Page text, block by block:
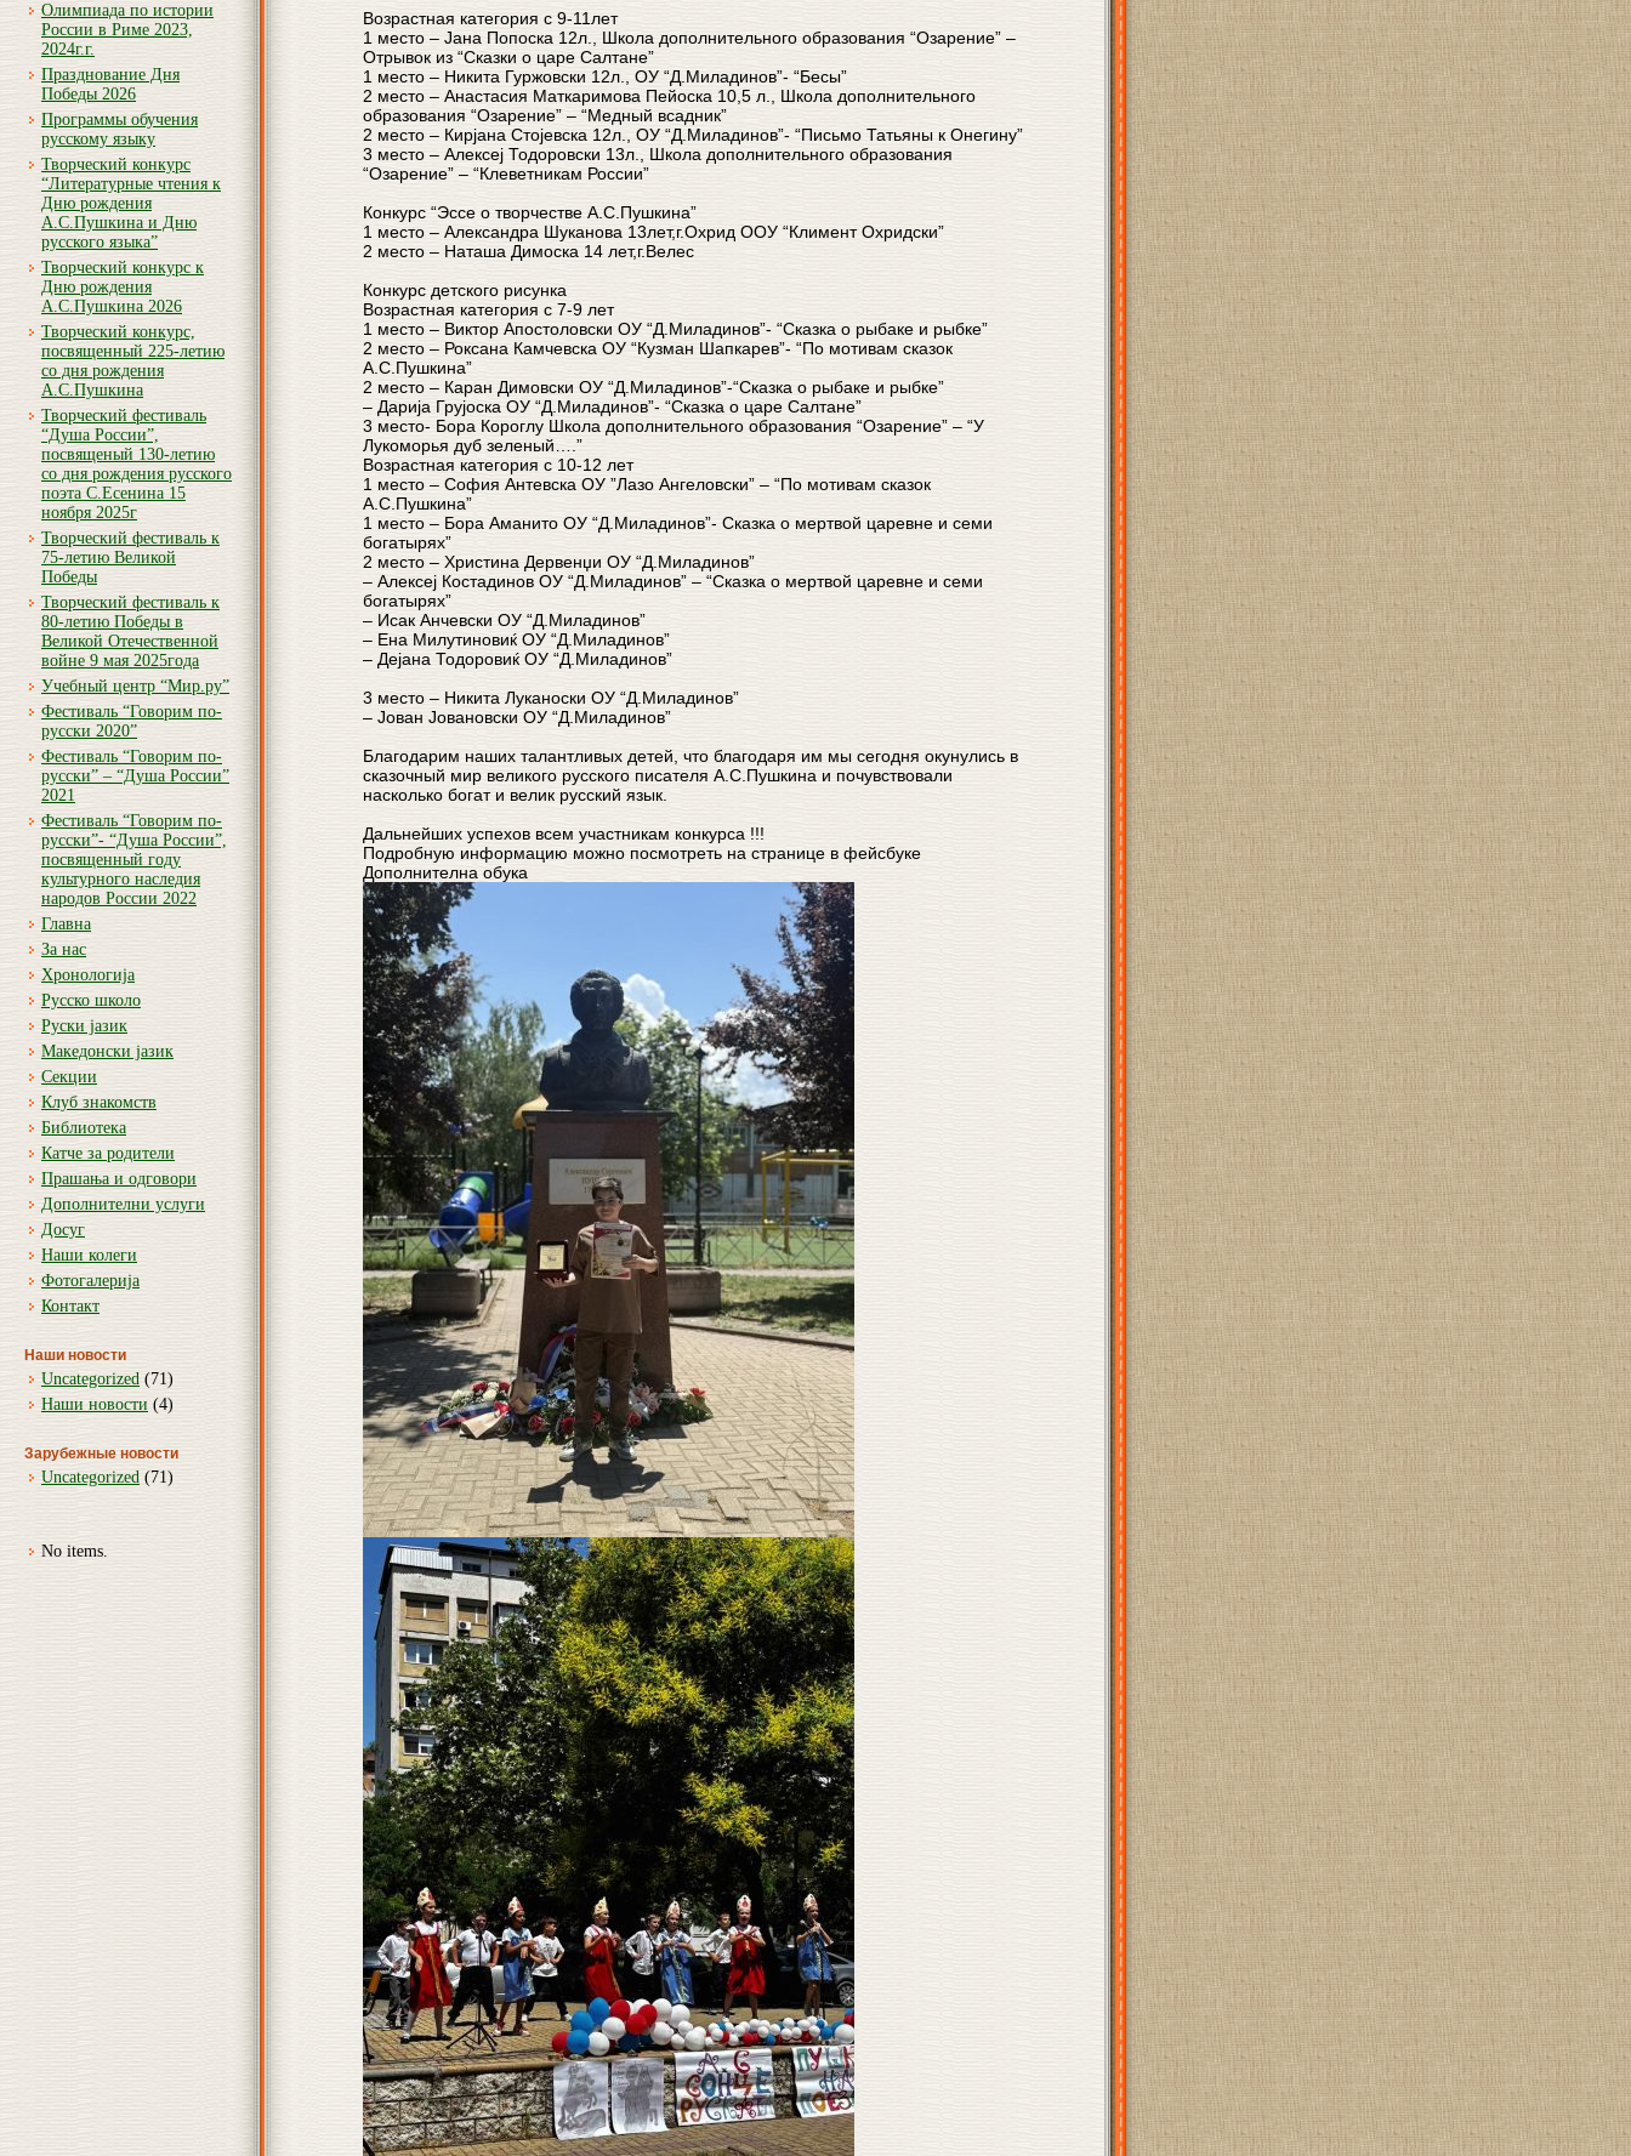
Олимпиада по истории
России в Риме 2023,
2024г.г.
Празднование Дня
Победы 2026
Программы обучения
русскому языку
Творческий конкурс
“Литературные чтения к
Дню рождения
А.С.Пушкина и Дню
русского языка”
Творческий конкурс к
Дню рождения
А.С.Пушкина 2026
Творческий конкурс,
посвященный 225-летию
со дня рождения
А.С.Пушкина
Творческий фестиваль
“Душа России”,
посвященый 130-летию
со дня рождения русского
поэта С.Есенина 15
ноября 2025г
Творческий фестиваль к
75-летию Великой
Победы
Творческий фестиваль к
80-летию Победы в
Великой Отечественной
войне 9 мая 2025года
Учебный центр “Мир.ру”
Фестиваль “Говорим по-
русски 2020”
Фестиваль “Говорим по-
русски” – “Душа России”
2021
Фестиваль “Говорим по-
русски”- “Душа России”,
посвященный году
культурного наследия
народов России 2022
Главна
За нас
Хронологија
Русско школо
Руски јазик
Македонски јазик
Секции
Клуб знакомств
Библиотека
Катче за родители
Прашања и одговори
Дополнителни услуги
Досуг
Наши колеги
Фотогалерија
Контакт
Наши новости
Uncategorized (71)
Наши новости (4)
Зарубежные новости
Uncategorized (71)
No items.
Возрастная категория с 9-11лет
1 место – Јана Попоска 12л., Школа дополнительного образования “Озарение” –
Отрывок из “Сказки о царе Салтане”
1 место – Никита Гуржовски 12л., ОУ “Д.Миладинов”- “Бесы”
2 место – Анастасия Маткаримова Пейоска 10,5 л., Школа дополнительного
образования “Озарение” – “Медный всадник”
2 место – Кирјана Стојевска 12л., ОУ “Д.Миладинов”- “Письмо Татьяны к Онегину”
3 место – Алексеј Тодоровски 13л., Школа дополнительного образования
“Озарение” – “Клеветникам России”
Конкурс “Эссе о творчестве А.С.Пушкина”
1 место – Александра Шуканова 13лет,г.Охрид ООУ “Климент Охридски”
2 место – Наташа Димоска 14 лет,г.Велес
Конкурс детского рисунка
Возрастная категория с 7-9 лет
1 место – Виктор Апостоловски ОУ “Д.Миладинов”- “Сказка о рыбаке и рыбке”
2 место – Роксана Камчевска ОУ “Кузман Шапкарев”- “По мотивам сказок
А.С.Пушкина”
2 место – Каран Димовски ОУ “Д.Миладинов”-“Сказка о рыбаке и рыбке”
– Дарија Грујоска ОУ “Д.Миладинов”- “Сказка о царе Салтане”
3 место- Бора Короглу Школа дополнительного образования “Озарение” – “У
Лукоморья дуб зеленый….”
Возрастная категория с 10-12 лет
1 место – София Антевска ОУ ”Лазо Ангеловски” – “По мотивам сказок
А.С.Пушкина”
1 место – Бора Аманито ОУ “Д.Миладинов”- Сказка о мертвой царевне и семи
богатырях”
2 место – Христина Дервенџи ОУ “Д.Миладинов”
– Aлексеј Костадинов ОУ “Д.Миладинов” – “Сказка о мертвой царевне и семи
богатырях”
– Исак Анчевски ОУ “Д.Миладинов”
– Ена Милутиновиќ ОУ “Д.Миладинов”
– Дејана Тодоровиќ ОУ “Д.Миладинов”
3 место – Никита Луканоски ОУ “Д.Миладинов”
– Јован Јовановски ОУ “Д.Миладинов”
Благодарим наших талантливых детей, что благодаря им мы сегодня окунулись в
сказочный мир великого русского писателя А.С.Пушкина и почувствовали
насколько богат и велик русский язык.
Дальнейших успехов всем участникам конкурса !!!
Подробную информацию можно посмотреть на странице в фейсбуке
Дополнителна обука